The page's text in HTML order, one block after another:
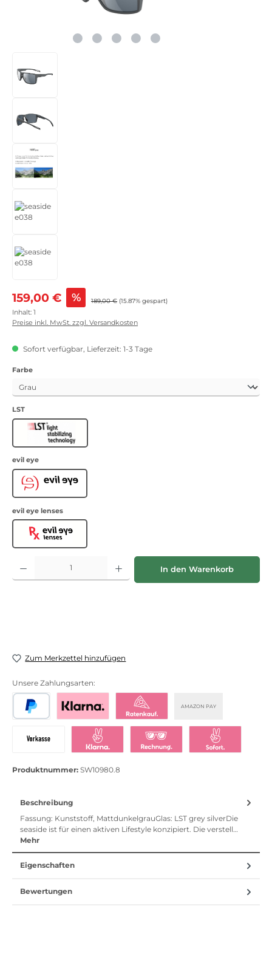
Verkaufspreis:
159,00 € % Regulärer Preis:
189,00 € (15.87% gespart)
Inhalt: 1
Preise inkl. MwSt. zzgl. Versandkosten
Sofort verfügbar, Lieferzeit: 1-3 Tage
Farbeauswählen
LSTauswählen
LST
evil eyeauswählen
Evil Eye
evil eye lensesauswählen
Evil Eye lenses
Produkt Anzahl: Gib den gewünschten Wert ein oder benutze die
In den Warenkorb
Zum Merkzettel hinzufügen
Unsere Zahlungsarten:
AMAZON PAY
Bezahlen mit KlarnaKlarna Ratenkauf
Produktnummer: SW10980.8
Beschreibung
Fassung: Kunststoff, MattdunkelgrauGlas: LST grey silverDie
seaside ist für einen aktiven Lifestyle konzipiert. Die verstell…
Mehr
Eigenschaften
Bewertungen